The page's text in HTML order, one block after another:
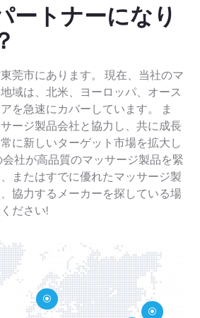
ートナーになり
莞市にあります。 現在、当社のマ
域は、北米、ヨーロッパ、オース
を急速にカバーしています。 ま
ージ製品会社と協力し、共に成長
に新しいターゲット市場を拡大し
社が高品質のマッサージ製品を緊
またはすでに優れたマッサージ製
協力するメーカーを探している場
ださい!
\
\